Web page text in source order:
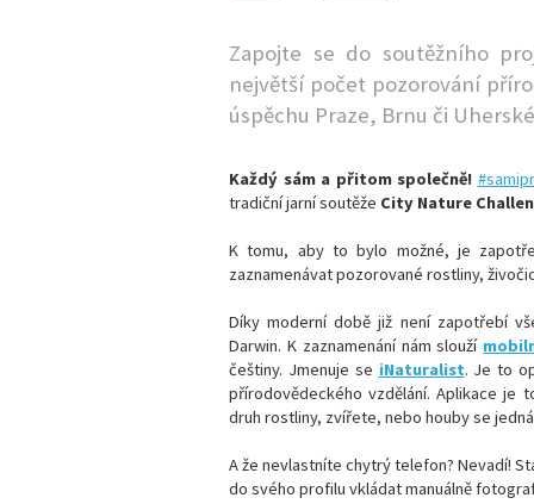
Zapojte se do soutěžního
největší počet pozorování
úspěchu Praze, Brnu či
Každý sám a přitom společně!
tradiční jarní soutěže City Nature
K tomu, aby to bylo možné, je
zaznamenávat pozorované rostliny,
Díky moderní době již není zapotřebí
Darwin. K zaznamenání nám slouží
češtiny. Jmenuje se iNaturalist. Je to
přírodovědeckého vzdělání. Aplikace je
druh rostliny, zvířete, nebo houby se
A že nevlastníte chytrý telefon? Nevadí!
do svého profilu vkládat manuálně